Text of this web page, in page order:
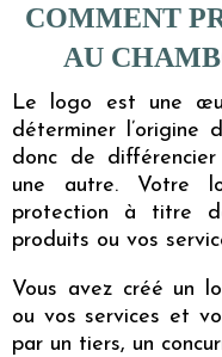
COMMENT
AU
Le logo est une
déterminer l’origine
donc de
une autre. Votre
protection à titre
produits ou vos
Vous avez créé un
ou vos services et
par un tiers, un